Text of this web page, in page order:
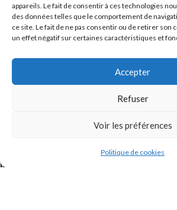
appareils. Le fait de consentir à ces technologies
des données telles que le comportement de
ce site. Le fait de ne pas consentir ou de retirer son
un effet négatif sur certaines caractéristiques et
Accepter
Refuser
Voir les préférences
Politique de cookies
J'accepte laPolitique de confidentialitéde
INSTAGRAM